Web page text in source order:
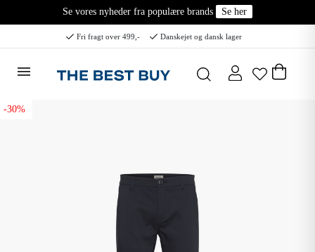
Se vores nyheder fra populære brands Se her
Fri fragt over 499,- Danskejet og dansk lager
-30%